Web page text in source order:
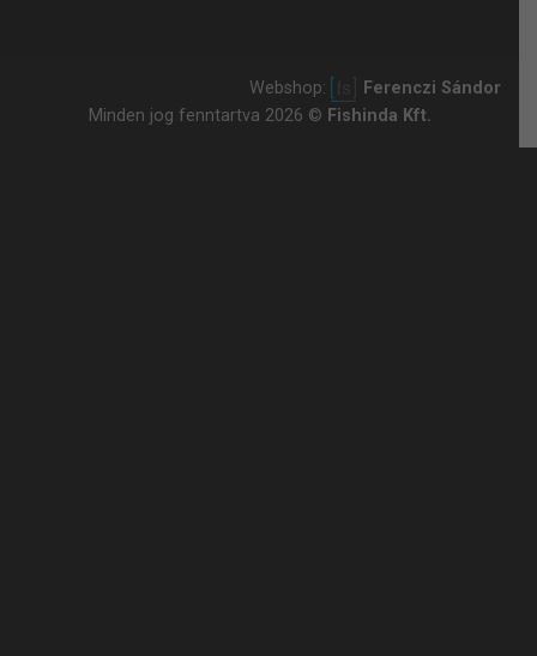
Webshop:
Ferenczi Sándor
Minden jog fenntartva 2026 © Fishinda Kft.